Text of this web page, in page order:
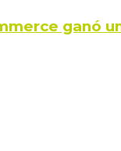
ganó